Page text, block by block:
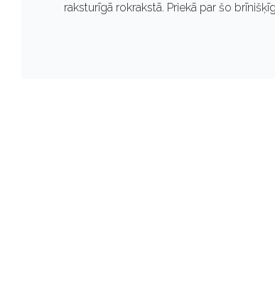
raksturīgā rokrakstā. Priekā par šo